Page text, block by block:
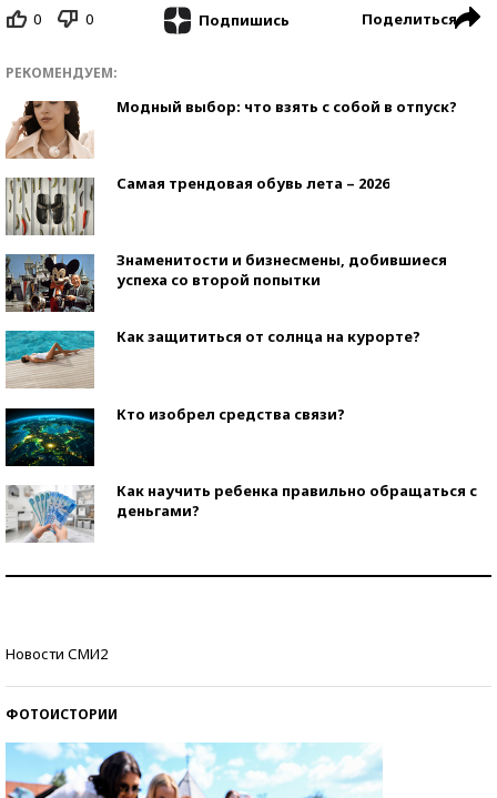
0 0 Подпишись Поделиться
РЕКОМЕНДУЕМ:
Модный выбор: что взять с собой в отпуск?
Самая трендовая обувь лета – 2026
Знаменитости и бизнесмены, добившиеся
успеха со второй попытки
Как защититься от солнца на курорте?
Кто изобрел средства связи?
Как научить ребенка правильно обращаться с
деньгами?
Новости СМИ2
ФОТОИСТОРИИ